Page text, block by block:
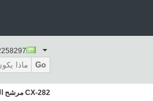
Go
CX-282 مرشح الوقود الرمي 600-311-3750 FF5580 4700945624 3973232 لحفارة PC210-8MO PC240-8MO PC360-8MO